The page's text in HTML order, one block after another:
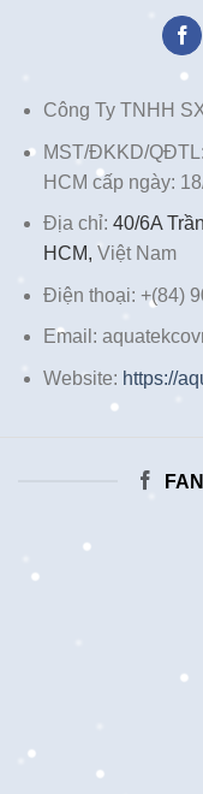
Công Ty TNHH
MST/ĐKKD/
HCM cấp ngày:
Địa chỉ: 40/6A
HCM, Việt Nam
Điện thoại: +(84)
Email:
Website: https://